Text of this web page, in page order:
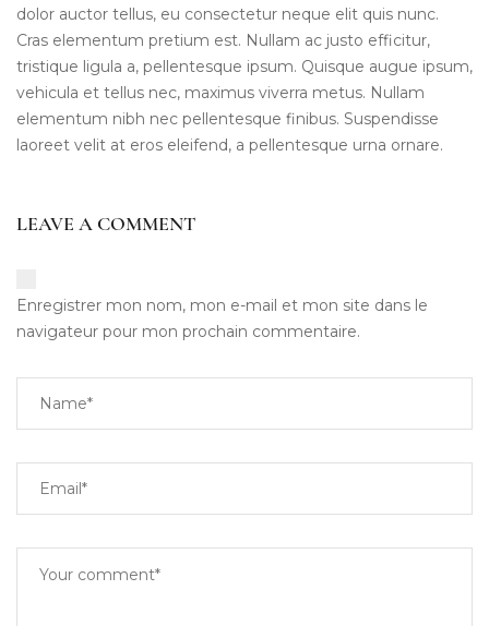
dolor auctor tellus, eu consectetur neque elit quis nunc.
Cras elementum pretium est. Nullam ac justo efficitur,
tristique ligula a, pellentesque ipsum. Quisque augue ipsum,
vehicula et tellus nec, maximus viverra metus. Nullam
elementum nibh nec pellentesque finibus. Suspendisse
laoreet velit at eros eleifend, a pellentesque urna ornare.
LEAVE A COMMENT
Enregistrer mon nom, mon e-mail et mon site dans le
navigateur pour mon prochain commentaire.